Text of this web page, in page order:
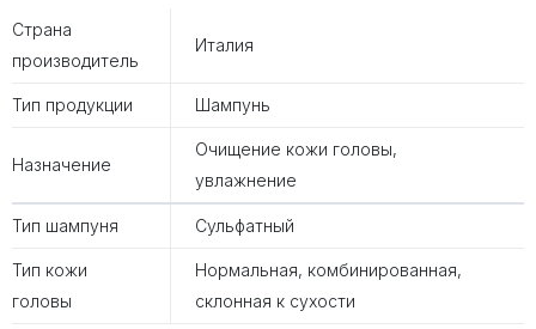
Страна
производитель
Италия
Тип продукции Шампунь
Назначение
Очищение кожи головы,
увлажнение
Тип шампуня Сульфатный
Тип кожи
головы
Нормальная, комбинированная,
склонная к сухости